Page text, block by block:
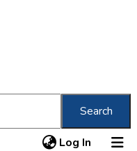
Search
Log In (current)